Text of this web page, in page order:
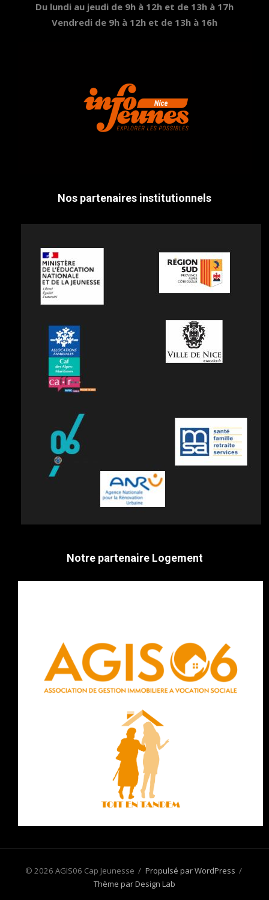
Du lundi au jeudi de 9h à 12h et de 13h à 17h
Vendredi de 9h à 12h et de 13h à 16h
Nos partenaires institutionnels
Notre partenaire Logement
© 2026 AGIS06 Cap Jeunesse / Propulsé par WordPress /
Thème par Design Lab